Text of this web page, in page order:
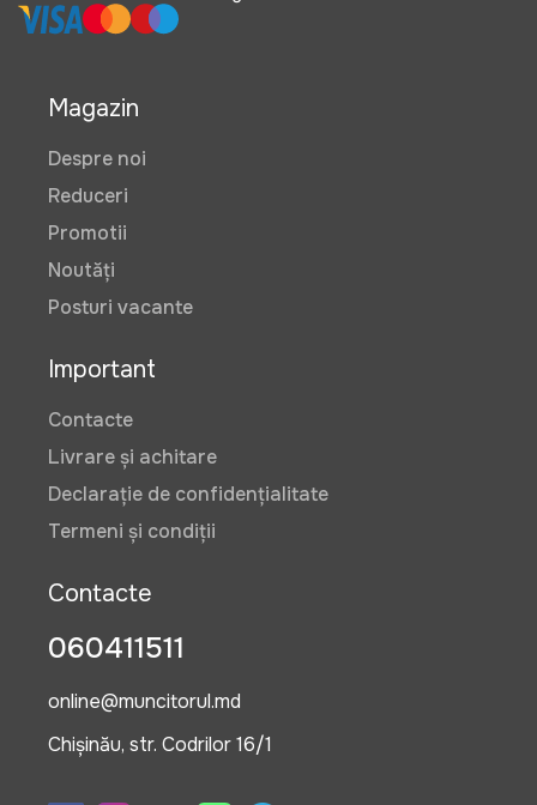
Magazin
Despre noi
Reduceri
Promotii
Noutăți
Posturi vacante
Important
Contacte
Livrare și achitare
Declarație de confidențialitate
Termeni și condiții
Contacte
060411511
online@muncitorul.md
Chișinău, str. Codrilor 16/1